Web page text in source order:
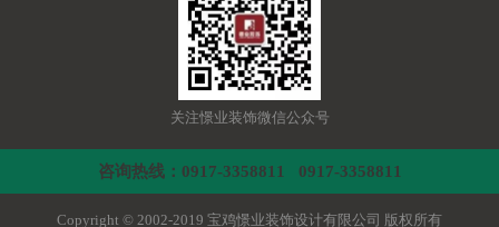
关注憬业装饰微信公众号
咨询热线：0917-3358811 0917-3358811
Copyright © 2002-2019 宝鸡憬业装饰设计有限公司 版权所有